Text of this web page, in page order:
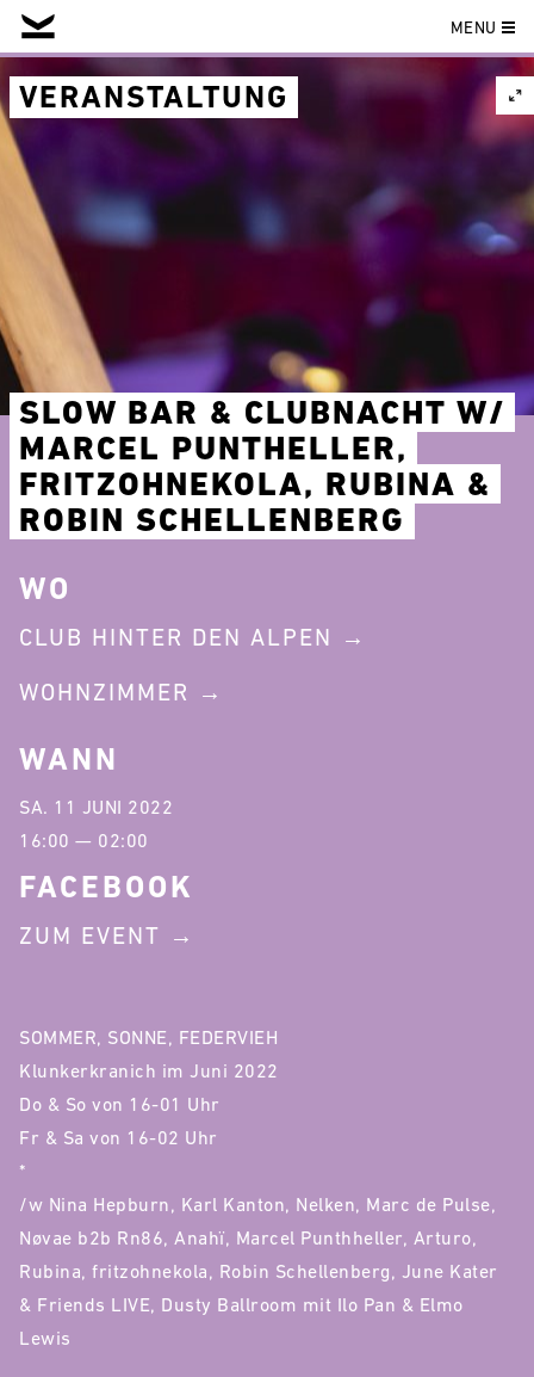
Skip
to
content
MENU
VERANSTALTUNG
SLOW BAR & CLUBNACHT W/
MARCEL PUNTHELLER,
FRITZOHNEKOLA, RUBINA &
ROBIN SCHELLENBERG
SOMMER, SONNE, FEDERVIEH
Klunkerkranich im Juni 2022
Do & So von 16-01 Uhr
Fr & Sa von 16-02 Uhr
*
/w Nina Hepburn, Karl Kanton, Nelken, Marc de Pulse,
Nøvae b2b Rn86, Anahï, Marcel Punthheller, Arturo,
Rubina, fritzohnekola, Robin Schellenberg, June Kater
& Friends LIVE, Dusty Ballroom mit Ilo Pan & Elmo
Lewis
WO
CLUB HINTER DEN ALPEN
WOHNZIMMER
WANN
SA. 11 JUNI 2022
16:00 — 02:00
FACEBOOK
ZUM EVENT